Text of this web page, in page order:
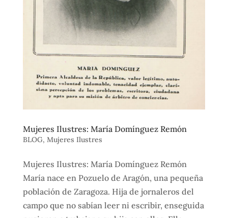
Mujeres Ilustres: María Domínguez Remón
BLOG, Mujeres Ilustres
Mujeres Ilustres: María Domínguez Remón
María nace en Pozuelo de Aragón, una pequeña
población de Zaragoza. Hija de jornaleros del
campo que no sabían leer ni escribir, enseguida